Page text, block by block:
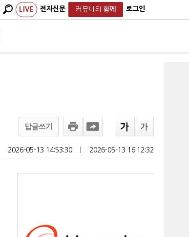
LIVE 전자신문 커뮤니티 함께 로그인
답글쓰기
2026-05-13 14:53:30 2026-05-13 16:12:32